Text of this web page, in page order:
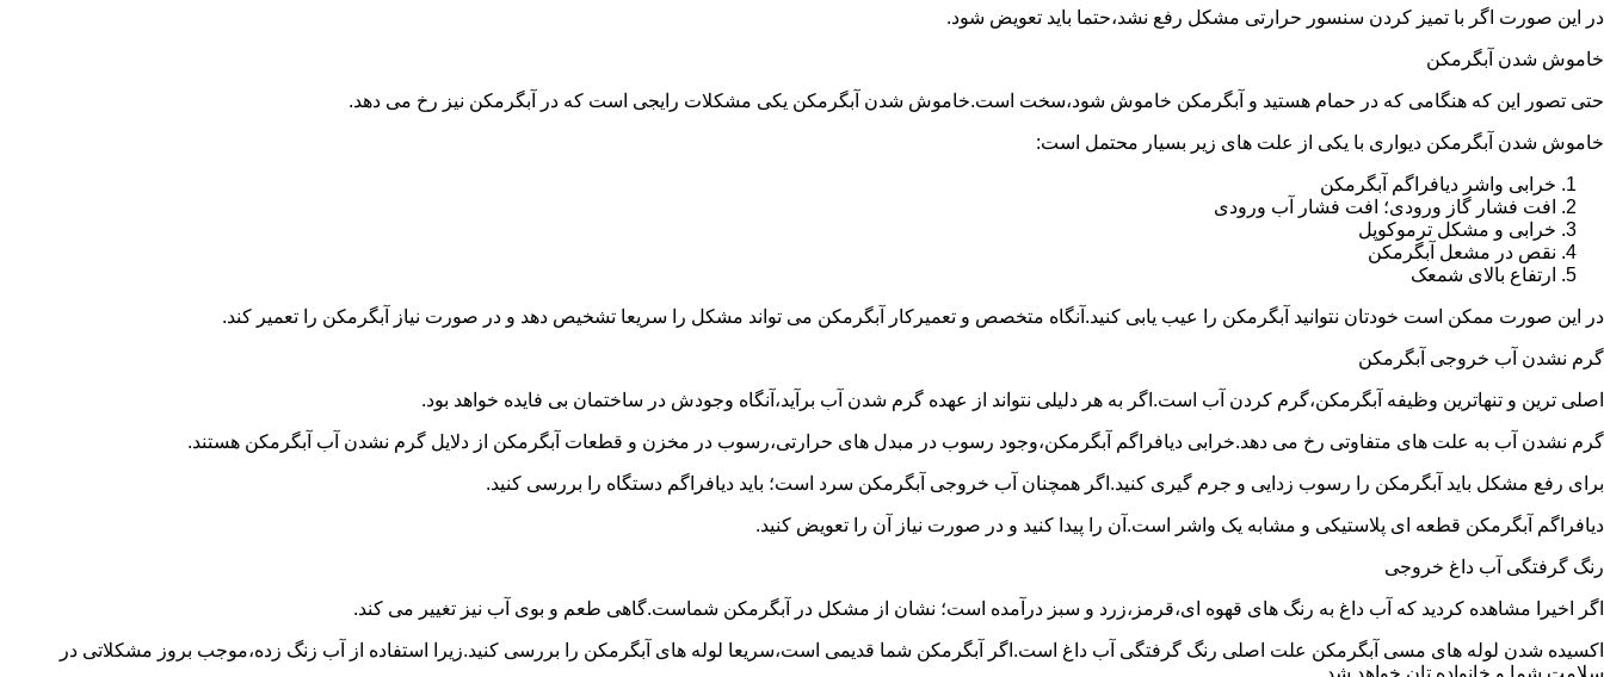
در این صورت اگر با تمیز کردن سنسور حرارتی مشکل رفع نشد،حتما باید تعویض شود.
خاموش شدن آبگرمکن
حتی تصور این که هنگامی که در حمام هستید و آبگرمکن خاموش شود،سخت است.خاموش شدن آبگرمکن یکی مشکلات رایجی است که در آبگرمکن نیز رخ می دهد.
خاموش شدن آبگرمکن دیواری با یکی از علت های زیر بسیار محتمل است:
خرابی واشر دیافراگم آبگرمکن
افت فشار گاز ورودی؛ افت فشار آب ورودی
خرابی و مشکل ترموکوپل
نقص در مشعل آبگرمکن
ارتفاع بالای شمعک
در این صورت ممکن است خودتان نتوانید آبگرمکن را عیب یابی کنید.آنگاه متخصص و تعمیرکار آبگرمکن می تواند مشکل را سریعا تشخیص دهد و در صورت نیاز آبگرمکن را تعمیر کند.
گرم نشدن آب خروجی آبگرمکن
اصلی ترین و تنهاترین وظیفه آبگرمکن،گرم کردن آب است.اگر به هر دلیلی نتواند از عهده گرم شدن آب برآید،آنگاه وجودش در ساختمان بی فایده خواهد بود.
گرم نشدن آب به علت های متفاوتی رخ می دهد.خرابی دیافراگم آبگرمکن،وجود رسوب در مبدل های حرارتی،رسوب در مخزن و قطعات آبگرمکن از دلایل گرم نشدن آب آبگرمکن هستند.
برای رفع مشکل باید آبگرمکن را رسوب زدایی و جرم گیری کنید.اگر همچنان آب خروجی آبگرمکن سرد است؛ باید دیافراگم دستگاه را بررسی کنید.
دیافراگم آبگرمکن قطعه ای پلاستیکی و مشابه یک واشر است.آن را پیدا کنید و در صورت نیاز آن را تعویض کنید.
رنگ گرفتگی آب داغ خروجی
اگر اخیرا مشاهده کردید که آب داغ به رنگ های قهوه ای،قرمز،زرد و سبز درآمده است؛ نشان از مشکل در آبگرمکن شماست.گاهی طعم و بوی آب نیز تغییر می کند.
اکسیده شدن لوله های مسی آبگرمکن علت اصلی رنگ گرفتگی آب داغ است.اگر آبگرمکن شما قدیمی است،سریعا لوله های آبگرمکن را بررسی کنید.زیرا استفاده از آب زنگ زده،موجب بروز مشکلاتی در
سلامت شما و خانواده تان خواهد شد.